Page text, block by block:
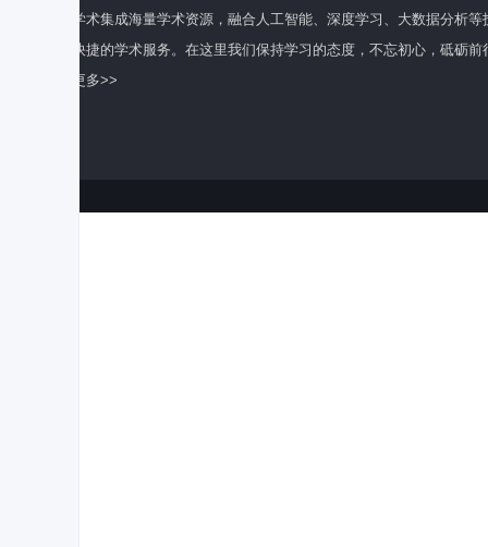
百度学术集成海量学术资源，融合人工智能、深度学习、大数据分析
全面快捷的学术服务。在这里我们保持学习的态度，不忘初心，砥砺前
了解更多>>